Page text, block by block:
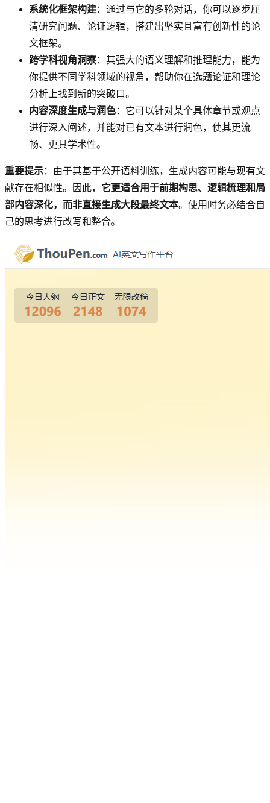
系统化框架构建：通过与它的多轮对话，你可以逐步厘
清研究问题、论证逻辑，搭建出坚实且富有创新性的论
文框架。
跨学科视角洞察：其强大的语义理解和推理能力，能为
你提供不同学科领域的视角，帮助你在选题论证和理论
分析上找到新的突破口。
内容深度生成与润色：它可以针对某个具体章节或观点
进行深入阐述，并能对已有文本进行润色，使其更流
畅、更具学术性。
重要提示：由于其基于公开语料训练，生成内容可能与现有文
献存在相似性。因此， 它更适合用于前期构思、逻辑梳理和局
部内容深化，而非直接生成大段最终文本。使用时务必结合自
己的思考进行改写和整合。